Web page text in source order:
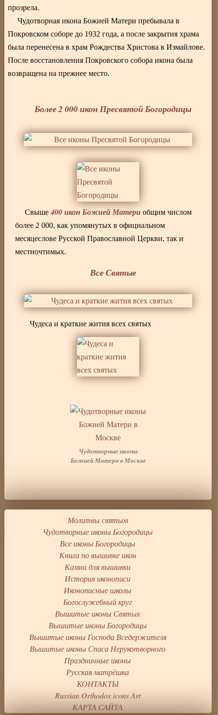
прозрела.
Чудотворная икона Божией Матери пребывала в
Покровском соборе до 1932 года, а после закрытия храма
была перенесена в храм Рождества Христова в Измайлове.
После восстановления Покровского собора икона была
возвращена на прежнее место.
Более 2 000 икон Пресвятой Богородицы
Свыше400 икон Божией Матери общим числом
более 2 000, как упомянутых в официальном
месяцеслове Русской Православной Церкви, так и
местночтимых.
Все Святые
Чудеса и краткие жития всех святых
Чудотворные иконы
Божией Матери в Москве
Молитвы святым
Чудотворные иконы Богородицы
Все иконы Богородицы
Книга по вышивке икон
Камни для вышивки
История иконописи
Иконописные школы
Богослужебный круг
Вышитые иконы Святых
Вышитые иконы Богородицы
Вышитые иконы Господа Вседержителя
Вышитые иконы Спаса Нерукотворного
Праздничные иконы
Русская матрёшка
КОНТАКТЫ
Russian Orthodox icons Art
КАРТА САЙТА